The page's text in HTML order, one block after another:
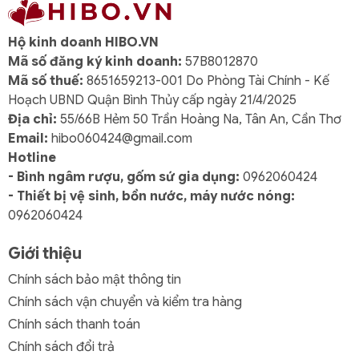
Tách trà 0.10 L
Đĩa lót tách 12 cm 06
Hộp đựng sang trọng 01
Toàn bộ sản phẩm được thiết kế đồng bộ theo kiểu
dáng Jasmine – thanh thoát, mềm mại – kết hợp
văn Thôn Dãsống động và ý nghĩa.
Đặc điểm nổi bật
1. Hoa văn thôn quê sống động
Bức tranh làng quê Việt hiện lên rõ nét qua từng hình
ảnhmái nhà, chợ quê, con người, ruộng lúa...
chất thơ và bình dị.
2. Màu xanh cobalt cổ điển
Hộ kinh doanh HIBO.VN
Mã số đăng ký kinh doanh: 57B8012870
Mã số thuế: 8651659213-001 Do Phòng Tài Chính - Kế
Hoạch UBND Quận Bình Thủy cấp ngày 21/4/2025
Địa chỉ: 55/66B Hẻm 50 Trần Hoàng Na, Tân An, Cần Thơ
Email: hibo060424@gmail.com
Hotline
- Bình ngâm rượu, gốm sứ gia dụng: 0962060424
- Thiết bị vệ sinh, bồn nước, máy nước nóng:
0962060424
Giới thiệu
Chính sách bảo mật thông tin
Chính sách vận chuyển và kiểm tra hàng
Chính sách thanh toán
Chính sách đổi trả